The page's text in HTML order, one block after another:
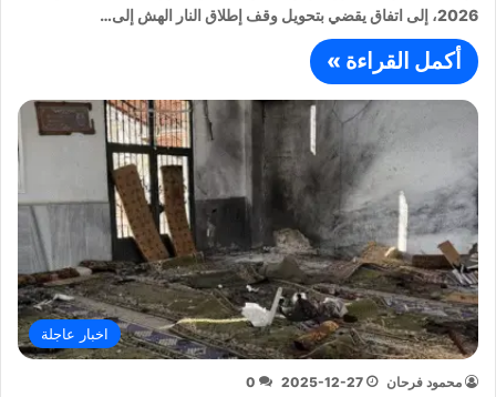
2026، إلى اتفاق يقضي بتحويل وقف إطلاق النار الهش إلى…
أكمل القراءة »
اخبار عاجلة
محمود فرحان 2025-12-27
0